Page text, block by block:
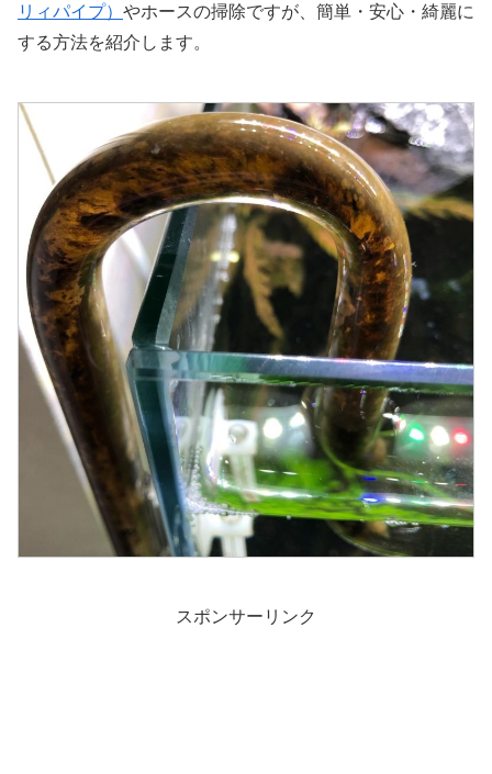
リィパイプ） やホースの掃除ですが、簡単・安心・綺麗に
する方法を紹介します。
スポンサーリンク